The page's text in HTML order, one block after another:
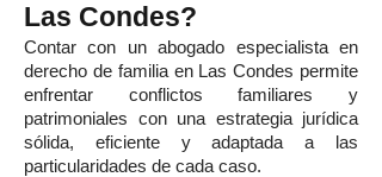
Las Condes?
Contar con un abogado especialista en
derecho de familia en Las Condes permite
enfrentar conflictos familiares y
patrimoniales con una estrategia jurídica
sólida, eficiente y adaptada a las
particularidades de cada caso.